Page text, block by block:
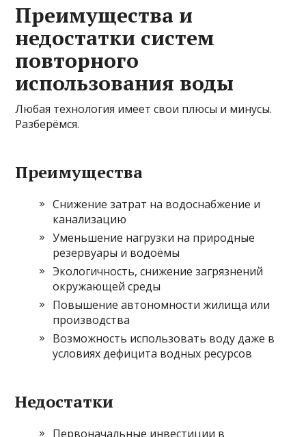
Преимущества и
недостатки систем
повторного
использования воды
Любая технология имеет свои плюсы и минусы.
Разберёмся.
Преимущества
Снижение затрат на водоснабжение и
канализацию
Уменьшение нагрузки на природные
резервуары и водоёмы
Экологичность, снижение загрязнений
окружающей среды
Повышение автономности жилища или
производства
Возможность использовать воду даже в
условиях дефицита водных ресурсов
Недостатки
Первоначальные инвестиции в